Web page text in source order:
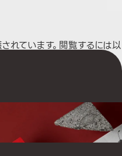
れています。閲覧するには以